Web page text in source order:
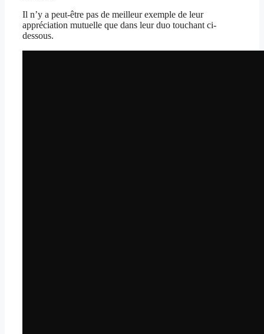
Il n’y a peut-être pas de meilleur exemple de leur
appréciation mutuelle que dans leur duo touchant ci-
dessous.